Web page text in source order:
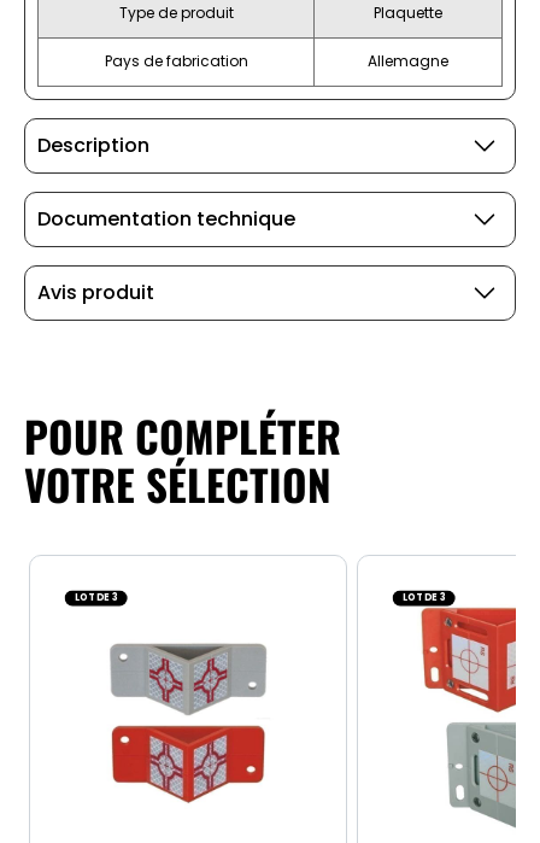
Type de produit Plaquette
Pays de fabrication Allemagne
Description
Documentation technique
Avis produit
POUR COMPLÉTER
VOTRE SÉLECTION
LOT DE 3 LOT DE 3